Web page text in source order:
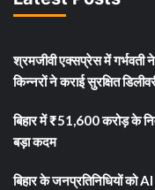
श्रमजीवी एक्सप्रेस में गर्भवती
किन्नरों ने कराई सुरक्षित
बिहार में ₹51,600 करोड़ के
बड़ा कदम
बिहार के जनप्रतिनिधियों को